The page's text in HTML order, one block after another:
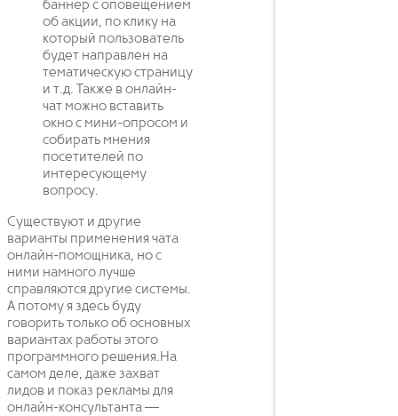
баннер с оповещением
об акции, по клику на
который пользователь
будет направлен на
тематическую страницу
и т.д. Также в онлайн-
чат можно вставить
окно с мини-опросом и
собирать мнения
посетителей по
интересующему
вопросу.
Существуют и другие
варианты применения чата
онлайн-помощника, но с
ними намного лучше
справляются другие системы.
А потому я здесь буду
говорить только об основных
вариантах работы этого
программного решения.На
самом деле, даже захват
лидов и показ рекламы для
онлайн-консультанта —